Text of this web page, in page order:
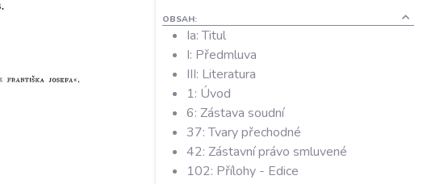
OBSAH:
Ia: Titul
I: Předmluva
III: Literatura
1: Úvod
6: Zástava soudní
37: Tvary přechodné
42: Zástavní právo smluvené
102: Přílohy - Edice